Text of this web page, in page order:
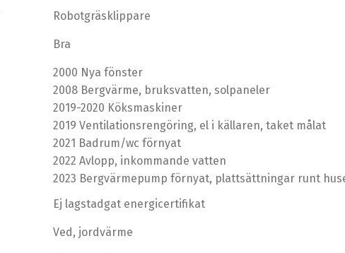
Robotgräsklippare
Bra
2000 Nya fönster
2008 Bergvärme, bruksvatten, solpaneler
2019-2020 Köksmaskiner
2019 Ventilationsrengöring, el i källaren, taket målat
2021 Badrum/wc förnyat
2022 Avlopp, inkommande vatten
2023 Bergvärmepump förnyat, plattsättningar runt
Ej lagstadgat energicertifikat
Ved, jordvärme